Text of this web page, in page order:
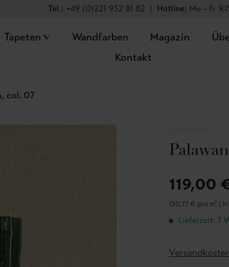
Tel.: +49 (0)221 932 81 82 | Hotline: Mo – Fr
Tapeten Wandfarben Magazin
Kontakt
col. 07
119,00
130,77 € pro m² |
Lieferzeit: 7